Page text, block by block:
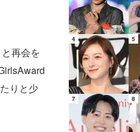
再会を
りと少
4 5
7 8